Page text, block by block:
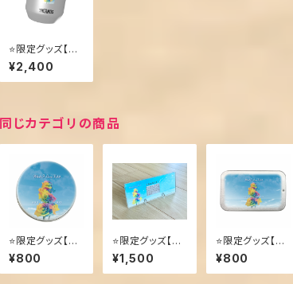
⭐️限定グッズ【T
HERMOS 真空
断熱カップ】レイ
ンボーローズ
¥2,400
同じカテゴリの商品
⭐️限定グッズ【ア
ルミスクリュー缶
ケース】レインボ
ーローズ
¥800
⭐️限定グッズ【ア
クリル万年カレ
ンダー】レインボ
ーローズ
¥1,500
⭐️限定グッズ【ス
ライド缶ケース】
レインボーロー
ズ
¥800